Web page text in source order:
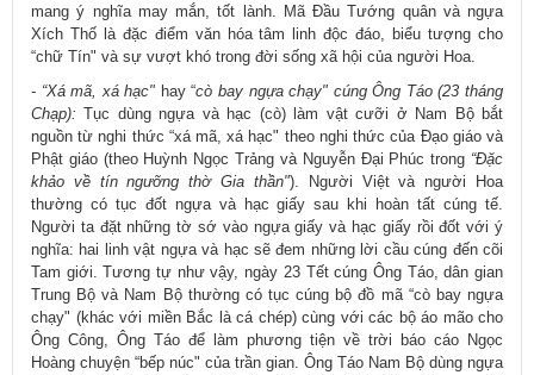
mang ý nghĩa may mắn, tốt lành. Mã Đầu Tướng quân và ngựa
Xích Thố là đặc điểm văn hóa tâm linh độc đáo, biểu tượng cho
“chữ Tín" và sự vượt khó trong đời sống xã hội của người Hoa.
- “Xá mã, xá hạc" hay “cò bay ngựa chạy" cúng Ông Táo (23 tháng
Chạp):Tục dùng ngựa và hạc (cò) làm vật cưỡi ở Nam Bộ bắt
nguồn từ nghi thức “xá mã, xá hạc" theo nghi thức của Đạo giáo và
Phật giáo (theo Huỳnh Ngọc Trảng và Nguyễn Đại Phúc trong “Đặc
khảo về tín ngưỡng thờ Gia thần"). Người Việt và người Hoa
thường có tục đốt ngựa và hạc giấy sau khi hoàn tất cúng tế.
Người ta đặt những tờ sớ vào ngựa giấy và hạc giấy rồi đốt với ý
nghĩa: hai linh vật ngựa và hạc sẽ đem những lời cầu cúng đến cõi
Tam giới. Tương tự như vậy, ngày 23 Tết cúng Ông Táo, dân gian
Trung Bộ và Nam Bộ thường có tục cúng bộ đồ mã “cò bay ngựa
chạy" (khác với miền Bắc là cá chép) cùng với các bộ áo mão cho
Ông Công, Ông Táo để làm phương tiện về trời báo cáo Ngọc
Hoàng chuyện “bếp núc" của trần gian. Ông Táo Nam Bộ dùng ngựa